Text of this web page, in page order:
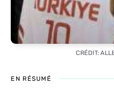
CRÉDIT:
EN RÉSUMÉ